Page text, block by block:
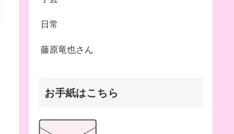
日常
藤原竜也さん
お手紙はこちら